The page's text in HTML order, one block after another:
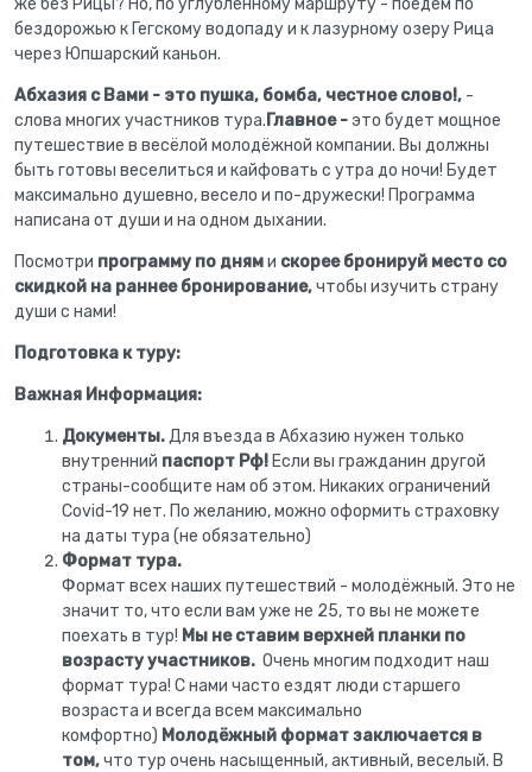
же без Рицы? Но, по углубленному маршруту - поедем по
бездорожью к Гегскому водопаду и к лазурному озеру Рица
через Юпшарский каньон.
Абхазия с Вами - это пушка, бомба, честное слово!, -
слова многих участников тура. Главное -это будет мощное
путешествие в весёлой молодёжной компании. Вы должны
быть готовы веселиться и кайфовать с утра до ночи! Будет
максимально душевно, весело и по-дружески! Программа
написана от души и на одном дыхании.
Посмотри программу по днями скорее бронируй место со
скидкой на раннее бронирование,чтобы изучить страну
души с нами!
Подготовка к туру:
Важная Информация:
Документы.Для въезда в Абхазию нужен только
внутренний паспорт Рф! Если вы гражданин другой
страны-сообщите нам об этом. Никаких ограничений
Covid-19 нет. По желанию, можно оформить страховку
на даты тура (не обязательно)
Формат тура.
Формат всех наших путешествий - молодёжный. Это не
значит то, что если вам уже не 25, то вы не можете
поехать в тур! Мы не ставим верхней планки по
возрасту участников. Очень многим подходит наш
формат тура! С нами часто ездят люди старшего
возраста и всегда всем максимально
комфортно) Молодёжный формат заключается в
том,что тур очень насыщенный, активный, веселый. В